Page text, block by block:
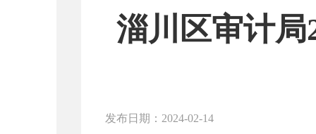
淄川区审计
发布日期：2024-02-14